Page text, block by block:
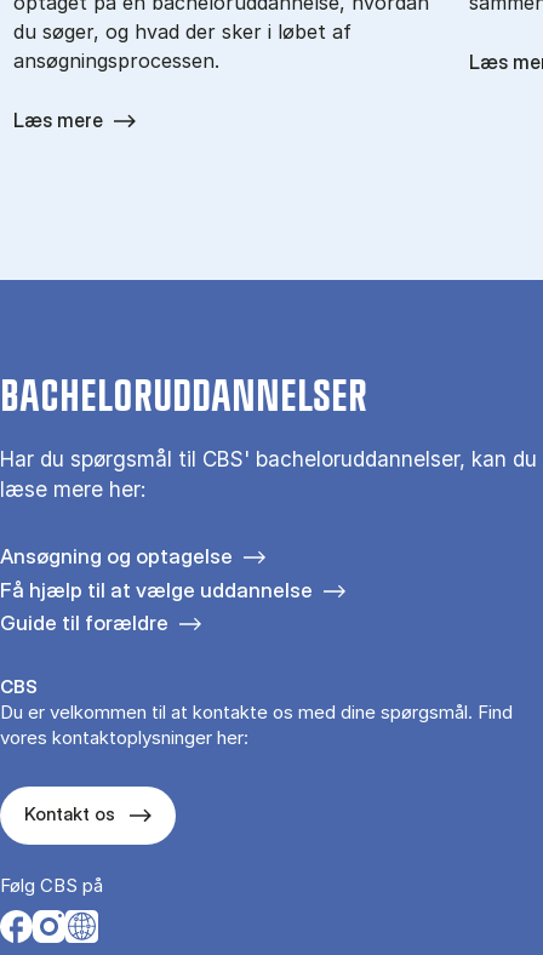
du søger, og hvad der sker i løbet af
ansøgningsprocessen.
Læs mere
Læs
BACHELORUDDANNELSER
Har du spørgsmål til CBS' bacheloruddannelser, kan du
læse mere her:
Ansøgning og optagelse
Få hjælp til at vælge uddannelse
Guide til forældre
CBS
Du er velkommen til at kontakte os med dine spørgsmål. Find
vores kontaktoplysninger her:
Kontakt os
Følg CBS på
Opens in a new tab
Opens in a new tab
Opens in a new tab